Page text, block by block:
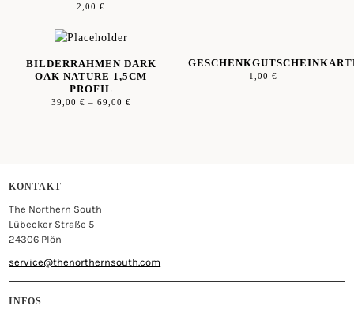
2,00€
BILDERRAHMEN DARK
OAK NATURE 1,5CM
PROFIL
39,00 € – 69,00 €
1,00 €
KONTAKT
The Northern South
Lübecker Straße 5
24306 Plön
service@thenorthernsouth.com
INFOS